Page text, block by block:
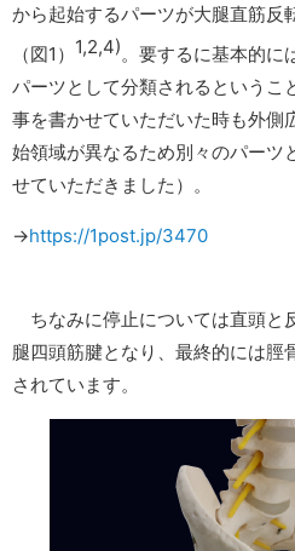
から起始するパーツが大腿直筋反
（図1） 1,2,4)。要するに基本的に
パーツとして分類されるというこ
事を書かせていただいた時も外側
始領域が異なるため別々のパーツ
せていただきました）。
→https://1post.jp/3470
ちなみに停止については直頭と
腿四頭筋腱となり、最終的には脛
されています。